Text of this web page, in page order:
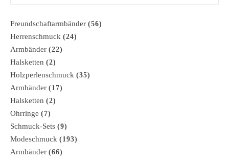
Freundschaftarmbänder (56)
Herrenschmuck (24)
Armbänder (22)
Halsketten (2)
Holzperlenschmuck (35)
Armbänder (17)
Halsketten (2)
Ohrringe (7)
Schmuck-Sets (9)
Modeschmuck (193)
Armbänder (66)